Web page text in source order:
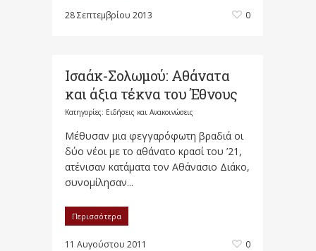
28 Σεπτεμβρίου 2013 0
Ισαάκ-Σολωμού: Αθάνατα
και άξια τέκνα του Έθνους
Κατηγορίες: Ειδήσεις και Ανακοινώσεις
Μέθυσαν μια φεγγαρόφωτη βραδιά οι
δύο νέοι με το αθάνατο κρασί του ’21,
ατένισαν κατάματα τον Αθάνασιο Διάκο,
συνομίλησαν...
Περισσότερα
11 Αυγούστου 2011 0